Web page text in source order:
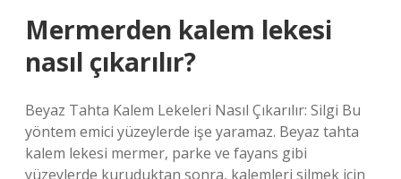
Mermerden kalem lekesi
nasıl çıkarılır?
Beyaz Tahta Kalem Lekeleri Nasıl Çıkarılır: Silgi Bu
yöntem emici yüzeylerde işe yaramaz. Beyaz tahta
kalem lekesi mermer, parke ve fayans gibi
yüzeylerde kuruduktan sonra, kalemleri silmek için